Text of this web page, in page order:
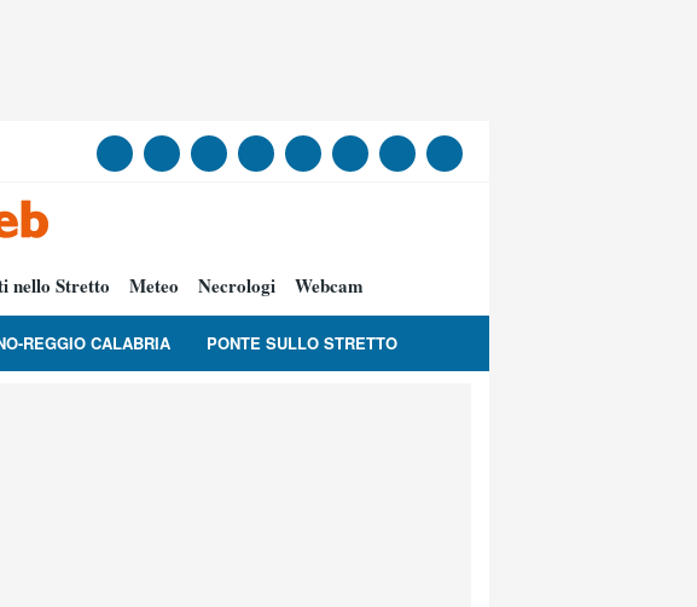
nello Stretto Meteo Necrologi Webcam
REGGIO CALABRIA PONTE SULLO STRETTO